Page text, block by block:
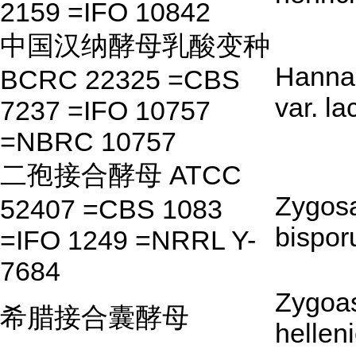
2159 =IFO 10842
中国汉纳酵母乳酸变种
BCRC 22325 =CBS
7237 =IFO 10757
=NBRC 10757
var.
二孢接合酵母 ATCC
52407 =CBS 1083
=IFO 1249 =NRRL Y-
7684
希腊接合囊酵母